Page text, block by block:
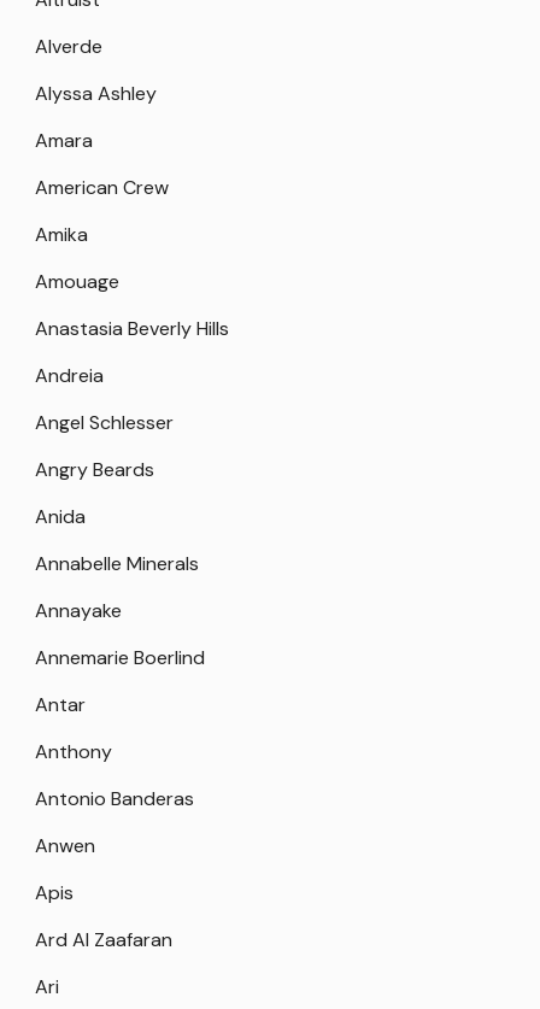
Alverde
Alyssa Ashley
Amara
American Crew
Amika
Amouage
Anastasia Beverly Hills
Andreia
Angel Schlesser
Angry Beards
Anida
Annabelle Minerals
Annayake
Annemarie Boerlind
Antar
Anthony
Antonio Banderas
Anwen
Apis
Ard Al Zaafaran
Ari